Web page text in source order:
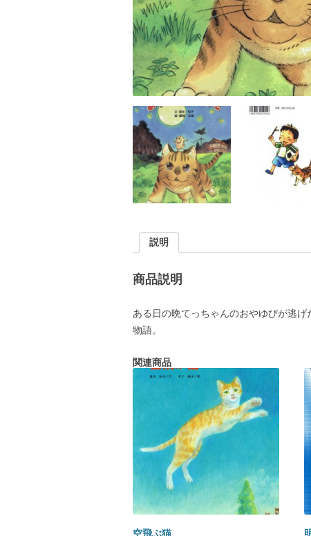
説明
商品説明
ある日の晩てっちゃんのおやゆびが逃
物語。
関連商品
空飛ぶ猫